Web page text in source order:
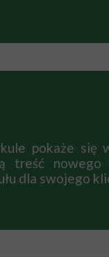
pokaże się
treść nowego
dla swojego